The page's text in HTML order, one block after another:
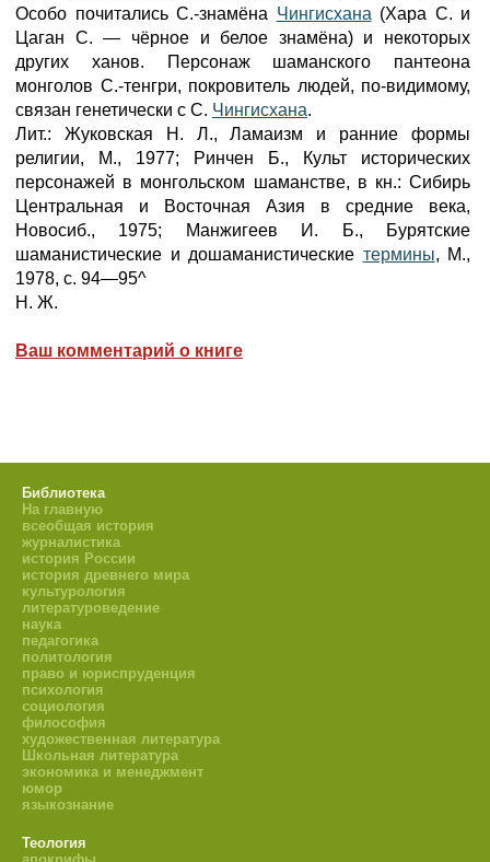
Особо почитались С.-знамёна Чингисхана (Хара С. и
Цаган С. — чёрное и белое знамёна) и некоторых
других ханов. Персонаж шаманского пантеона
монголов С.-тенгри, покровитель людей, по-видимому,
связан генетически с С. Чингисхана.
Лит.: Жуковская Н. Л., Ламаизм и ранние формы
религии, М., 1977; Ринчен Б., Культ исторических
персонажей в монгольском шаманстве, в кн.: Сибирь
Центральная и Восточная Азия в средние века,
Новосиб., 1975; Манжигеев И. Б., Бурятские
шаманистические и дошаманистические термины, М.,
1978, с. 94—95^
Н. Ж.
Ваш комментарий о книге
Библиотека
На главную
всеобщая история
журналистика
история России
история древнего мира
культурология
литературоведение
наука
педагогика
политология
право и юриспруденция
психология
социология
философия
художественная литература
Школьная литература
экономика и менеджмент
юмор
языкознание
Теология